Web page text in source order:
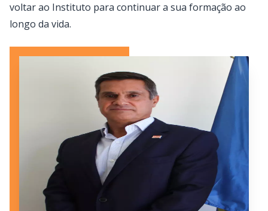
voltar ao Instituto para continuar a sua formação ao
longo da vida.